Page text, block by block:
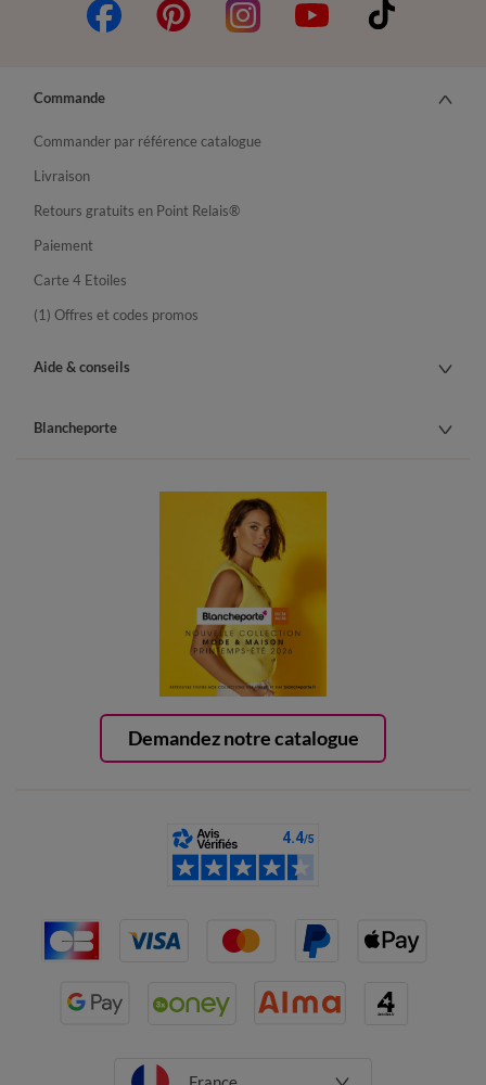
Demandez notre catalogue
Commande
Commander par référence catalogue
Livraison
Retours gratuits en Point Relais®
Paiement
Carte 4 Etoiles
(1) Offres et codes promos
Aide & conseils
Blancheporte